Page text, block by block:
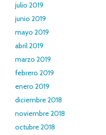
julio 2019
junio 2019
mayo 2019
abril 2019
marzo 2019
febrero 2019
enero 2019
diciembre 2018
noviembre 2018
octubre 2018